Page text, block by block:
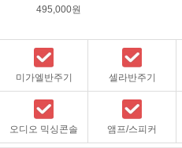
495,000원
미가엘반주기 셀라반주기
오디오 믹싱콘솔 앰프/스피커